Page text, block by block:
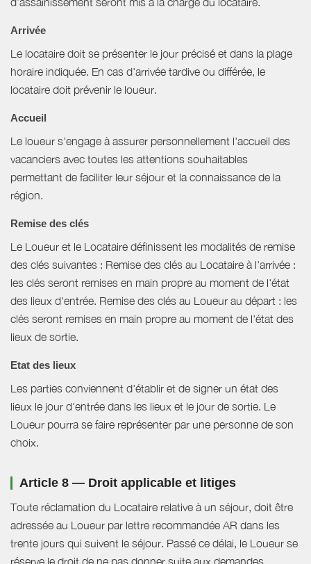
Arrivée
Le locataire doit se présenter le jour précisé et dans la plage
horaire indiquée. En cas d'arrivée tardive ou différée, le
locataire doit prévenir le loueur.
Accueil
Le loueur s'engage à assurer personnellement l'accueil des
vacanciers avec toutes les attentions souhaitables
permettant de faciliter leur séjour et la connaissance de la
région.
Remise des clés
Le Loueur et le Locataire définissent les modalités de remise
des clés suivantes : Remise des clés au Locataire à l'arrivée :
les clés seront remises en main propre au moment de l'état
des lieux d'entrée. Remise des clés au Loueur au départ : les
clés seront remises en main propre au moment de l'état des
lieux de sortie.
Etat des lieux
Les parties conviennent d'établir et de signer un état des
lieux le jour d'entrée dans les lieux et le jour de sortie. Le
Loueur pourra se faire représenter par une personne de son
choix.
Article 8 — Droit applicable et litiges
Toute réclamation du Locataire relative à un séjour, doit être
adressée au Loueur par lettre recommandée AR dans les
trente jours qui suivent le séjour. Passé ce délai, le Loueur se
réserve le droit de ne pas donner suite aux demandes